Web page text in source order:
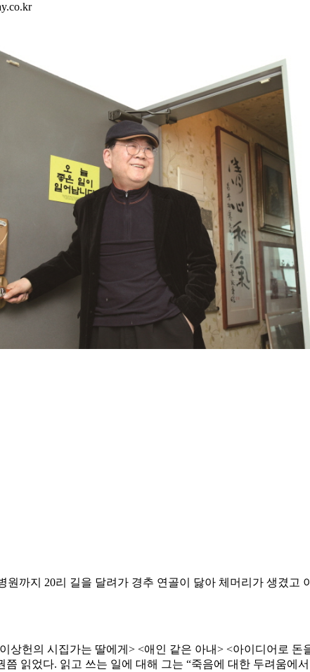
까지 20리 길을 달려가 경추 연골이 닳아 체머리가 생겼
상헌의 시집가는 딸에게> <애인 같은 아내> <아이디어로
읽었다. 읽고 쓰는 일에 대해 그는 “죽음에 대한 두려움에